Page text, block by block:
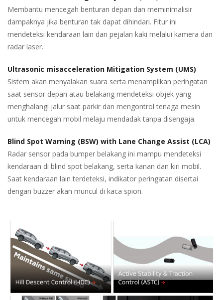
Membantu mencegah benturan depan dan meminimalisir
dampaknya jika benturan tak dapat dihindari. Fitur ini
mendeteksi kendaraan lain dan pejalan kaki melalui kamera dan
radar laser.
Ultrasonic misacceleration Mitigation System (UMS)
Sistem akan menyalakan suara serta menampilkan peringatan
saat sensor depan atau belakang mendeteksi objek yang
menghalangi jalur saat parkir dan mengontrol tenaga mesin
untuk mencegah mobil melaju mendadak tanpa disengaja.
Blind Spot Warning (BSW) with Lane Change Assist (LCA)
Radar sensor pada bumper belakang ini mampu mendeteksi
kendaraan di blind spot belakang, serta kanan dan kiri mobil.
Saat kendaraan lain terdeteksi, indikator peringatan disertai
dengan buzzer akan muncul di kaca spion.